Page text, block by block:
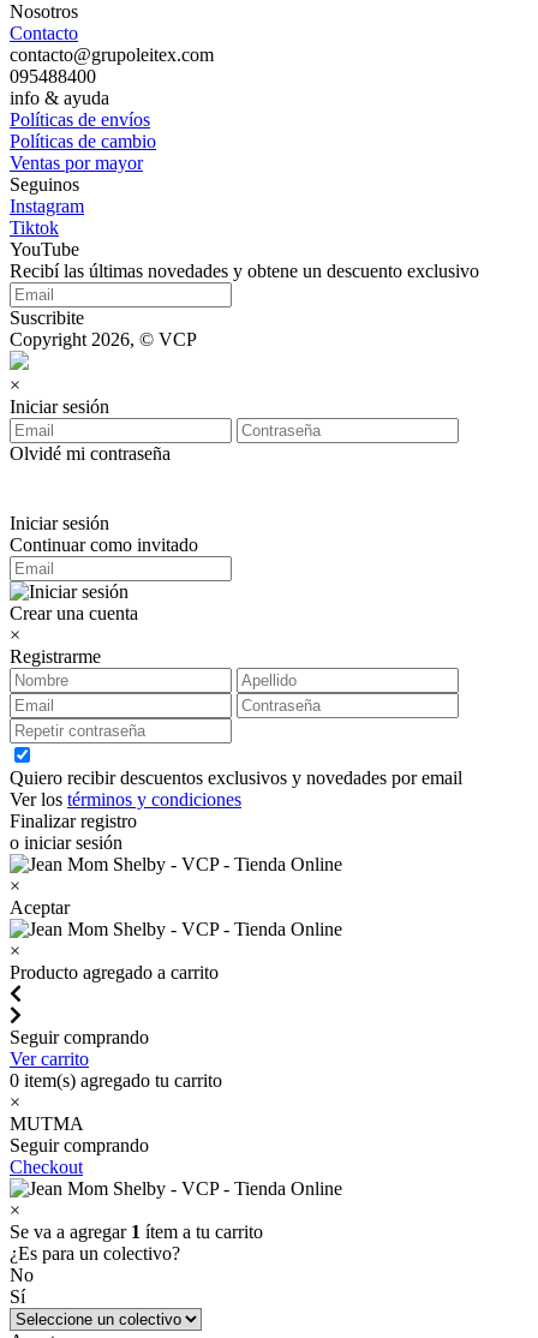
Nosotros
Contacto
contacto@grupoleitex.com
095488400
info & ayuda
Políticas de envíos
Políticas de cambio
Ventas por mayor
Seguinos
Instagram
Tiktok
YouTube
Recibí las últimas novedades y obtene un descuento exclusivo
Suscribite
Copyright 2026, © VCP
×
Iniciar sesión
Olvidé mi contraseña
Iniciar sesión
Continuar como invitado
Crear una cuenta
×
Registrarme
Quiero recibir descuentos exclusivos y novedades por email
Ver los términos y condiciones
Finalizar registro
o iniciar sesión
×
Aceptar
×
Producto agregado a carrito
Seguir comprando
Ver carrito
0 item(s) agregado tu carrito
×
MUTMA
Seguir comprando
Checkout
×
Se va a agregar 1 ítem a tu carrito
¿Es para un colectivo?
No
Sí